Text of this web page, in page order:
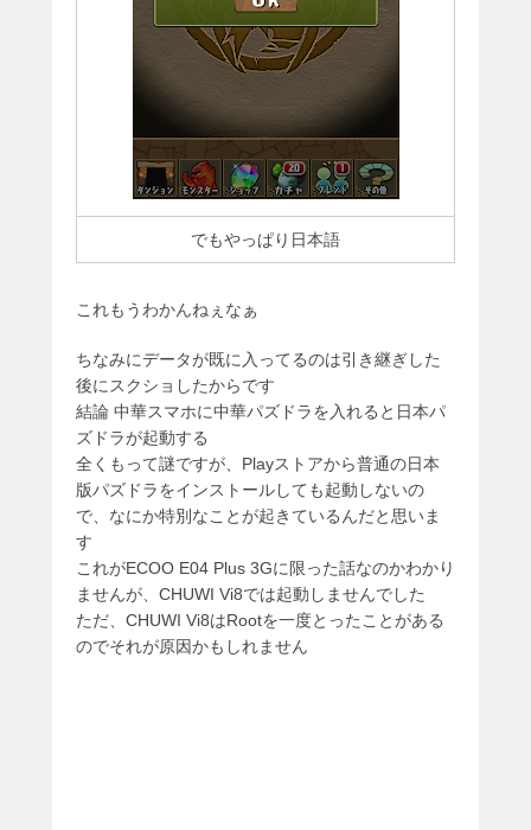
でもやっぱり日本語
これもうわかんねぇなぁ
ちなみにデータが既に入ってるのは引き継ぎした
後にスクショしたからです
結論 中華スマホに中華パズドラを入れると日本パ
ズドラが起動する
全くもって謎ですが、Playストアから普通の日本
版パズドラをインストールしても起動しないの
で、なにか特別なことが起きているんだと思いま
す
これがECOO E04 Plus 3Gに限った話なのかわかり
ませんが、CHUWI Vi8では起動しませんでした
ただ、CHUWI Vi8はRootを一度とったことがある
のでそれが原因かもしれません